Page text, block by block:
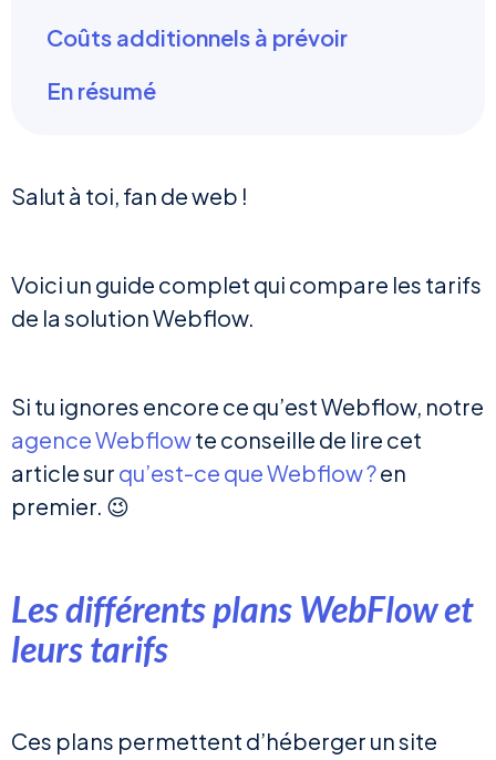
Coûts additionnels à prévoir
En résumé
Salut à toi, fan de web !
Voici un guide complet qui compare les tarifs
de la solution Webflow.
Si tu ignores encore ce qu’est Webflow, notre
agence Webflowte conseille de lire cet
article sur qu’est-ce que Webflow ?en
premier. 😉
Les différents plans WebFlow et
leurs tarifs
Ces plans permettent d’héberger un site